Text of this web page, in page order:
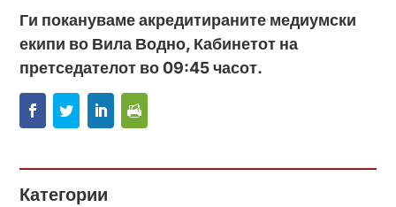
Ги покануваме акредитираните медиумски
екипи во Вила Водно, Кабинетот на
претседателот во 09:45 часот.
Категории